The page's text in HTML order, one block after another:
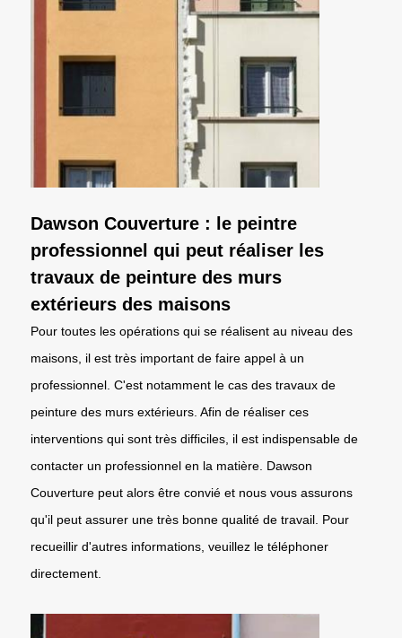
Dawson Couverture : le peintre
professionnel qui peut réaliser les
travaux de peinture des murs
extérieurs des maisons
Pour toutes les opérations qui se réalisent au niveau des
maisons, il est très important de faire appel à un
professionnel. C'est notamment le cas des travaux de
peinture des murs extérieurs. Afin de réaliser ces
interventions qui sont très difficiles, il est indispensable de
contacter un professionnel en la matière. Dawson
Couverture peut alors être convié et nous vous assurons
qu'il peut assurer une très bonne qualité de travail. Pour
recueillir d'autres informations, veuillez le téléphoner
directement.